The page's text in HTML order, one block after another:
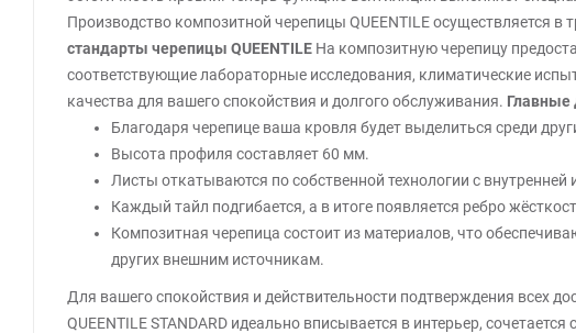
Производство композитной черепицы QUEENTILE осуществляется
стандарты черепицы QUEENTILE На композитную черепицу
соответствующие лабораторные исследования, климатические
качества для вашего спокойствия и долгого обслуживания. Главные
Благодаря черепице ваша кровля будет выделиться среди
Высота профиля составляет 60 мм.
Листы откатываются по собственной технологии с внутренней
Каждый тайл подгибается, а в итоге появляется ребро
Композитная черепица состоит из материалов, что
других внешним источникам.
Для вашего спокойствия и действительности подтверждения всех
QUEENTILE STANDARD идеально вписывается в интерьер,